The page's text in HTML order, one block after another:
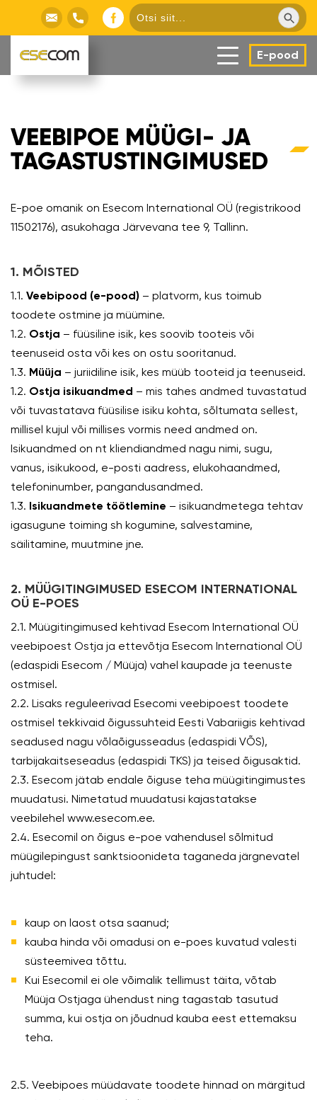
Search
for:
Search
E-pood
VEEBIPOE MÜÜGI- JA
TAGASTUSTINGIMUSED
E-poe omanik on Esecom International OÜ (registrikood
11502176), asukohaga Järvevana tee 9, Tallinn.
1. MÕISTED
1.1. Veebipood (e-pood) – platvorm, kus toimub
toodete ostmine ja müümine.
1.2. Ostja – füüsiline isik, kes soovib tooteis või
teenuseid osta või kes on ostu sooritanud.
1.3. Müüja – juriidiline isik, kes müüb tooteid ja teenuseid.
1.2. Ostja isikuandmed – mis tahes andmed tuvastatud
või tuvastatava füüsilise isiku kohta, sõltumata sellest,
millisel kujul või millises vormis need andmed on.
Isikuandmed on nt kliendiandmed nagu nimi, sugu,
vanus, isikukood, e-posti aadress, elukohaandmed,
telefoninumber, pangandusandmed.
1.3. Isikuandmete töötlemine – isikuandmetega tehtav
igasugune toiming sh kogumine, salvestamine,
säilitamine, muutmine jne.
2. MÜÜGITINGIMUSED ESECOM INTERNATIONAL
OÜ E-POES
2.1. Müügitingimused kehtivad Esecom International OÜ
veebipoest Ostja ja ettevõtja Esecom International OÜ
(edaspidi Esecom / Müüja) vahel kaupade ja teenuste
ostmisel.
2.2. Lisaks reguleerivad Esecomi veebipoest toodete
ostmisel tekkivaid õigussuhteid Eesti Vabariigis kehtivad
seadused nagu võlaõigusseadus (edaspidi VÕS),
tarbijakaitseseadus (edaspidi TKS) ja teised õigusaktid.
2.3. Esecom jätab endale õiguse teha müügitingimustes
muudatusi. Nimetatud muudatusi kajastatakse
veebilehel www.esecom.ee.
2.4. Esecomil on õigus e-poe vahendusel sõlmitud
müügilepingust sanktsioonideta taganeda järgnevatel
juhtudel:
kaup on laost otsa saanud;
kauba hinda või omadusi on e-poes kuvatud valesti
süsteemivea tõttu.
Kui Esecomil ei ole võimalik tellimust täita, võtab
Müüja Ostjaga ühendust ning tagastab tasutud
summa, kui ostja on jõudnud kauba eest ettemaksu
teha.
2.5. Veebipoes müüdavate toodete hinnad on märgitud